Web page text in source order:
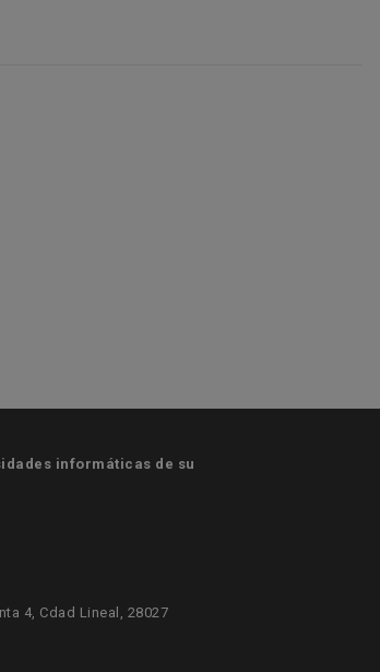
informáticas de su
4, Cdad Lineal, 28027